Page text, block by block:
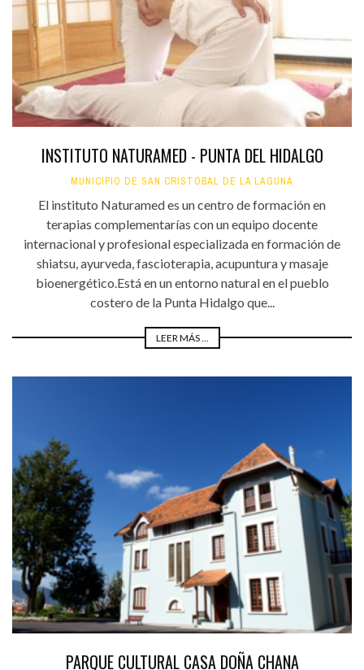
INSTITUTO NATURAMED - PUNTA DEL HIDALGO
MUNICIPIO DE SAN CRISTÓBAL DE LA LAGUNA
El instituto Naturamed es un centro de formación en
terapias complementarías con un equipo docente
internacional y profesional especializada en formación de
shiatsu, ayurveda, fascioterapia, acupuntura y masaje
bioenergético.Está en un entorno natural en el pueblo
costero de la Punta Hidalgo que...
LEER MÁS ...
PARQUE CULTURAL CASA DOÑA CHANA